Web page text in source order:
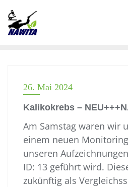
26. Mai 2024
Kalikokrebs –
Am Samstag waren wir
einem neuen
unseren
ID: 13 geführt wird.
zukünftig als